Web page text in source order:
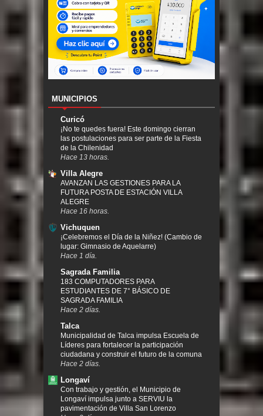
MUNICIPIOS
Curicó
¡No te quedes fuera! Este domingo cierran
las postulaciones para ser parte de la Fiesta
de la Chilenidad
Hace 13 horas.
Villa Alegre
AVANZAN LAS GESTIONES PARA LA
FUTURA POSTA DE ESTACIÓN VILLA
ALEGRE
Hace 16 horas.
Vichuquen
¡Celebremos el Día de la Niñez! (Cambio de
lugar: Gimnasio de Aquelarre)
Hace 1 día.
Sagrada Familia
183 COMPUTADORES PARA
ESTUDIANTES DE 7° BÁSICO DE
SAGRADA FAMILIA
Hace 2 días.
Talca
Municipalidad de Talca impulsa Escuela de
Líderes para fortalecer la participación
ciudadana y construir el futuro de la comuna
Hace 2 días.
Longaví
Con trabajo y gestión, el Municipio de
Longaví impulsa junto a SERVIU la
pavimentación de Villa San Lorenzo